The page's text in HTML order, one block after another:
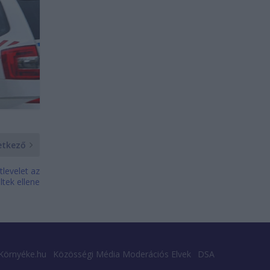
az
ellene
Közösségi Média Moderációs Elvek DSA